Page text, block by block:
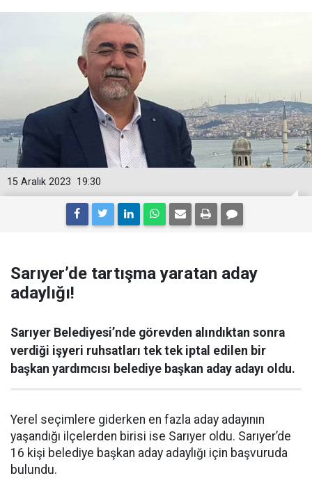
19:30
15 Aralık 2023
Sarıyer’de tartışma yaratan aday
adaylığı!
Sarıyer Belediyesi’nde görevden alındıktan sonra
verdiği işyeri ruhsatları tek tek iptal edilen bir
başkan yardımcısı belediye başkan aday adayı oldu.
Yerel seçimlere giderken en fazla aday adayının
yaşandığı ilçelerden birisi ise Sarıyer oldu. Sarıyer’de
16 kişi belediye başkan aday adaylığı için başvuruda
bulundu.